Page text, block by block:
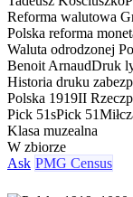
Reforma walutowa
Polska reforma
Waluta odrodzonej
Benoit ArnaudDruk
Historia druku
Polska 1919II
Pick 51sPick 51
Klasa muzealna
W zbiorze
Ask PMG Census